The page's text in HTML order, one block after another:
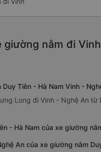
giường nằm đi
Tiên - Hà Nam Vinh -
Long đi Vinh - Nghệ An
- Hà Nam của xe giường
An của xe giường nằm